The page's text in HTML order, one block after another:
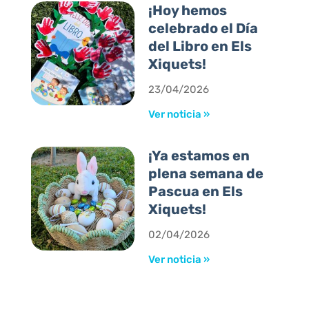
¡Hoy hemos
celebrado el Día
del Libro en Els
Xiquets!
23/04/2026
Ver noticia »
¡Ya estamos en
plena semana de
Pascua en Els
Xiquets!
02/04/2026
Ver noticia »